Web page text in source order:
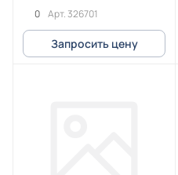
0 Арт.326701
Запросить цену